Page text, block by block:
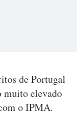
de Portugal
muito elevado
o IPMA.